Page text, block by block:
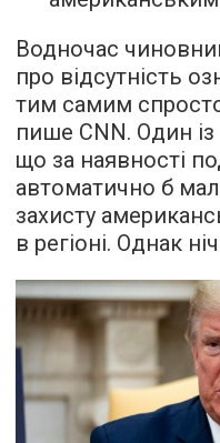
Водночас
про відсутність
тим самим
пише CNN. Один
що за наявності
автоматично б
захисту
в регіоні. Однак